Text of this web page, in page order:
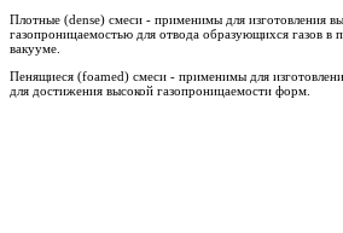
Плотные (dense) смеси - применимы для изготовления
газопроницаемостью для отвода образующихся газов в
вакууме.
Пенящиеся (foamed) смеси - применимы для
для достижения высокой газопроницаемости форм.